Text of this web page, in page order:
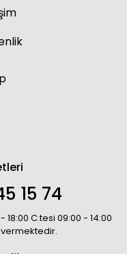
15 74
C.tesi 09:00 - 14:00